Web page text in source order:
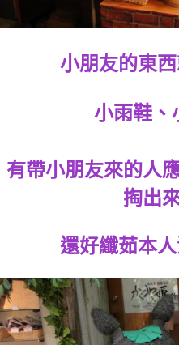
小朋友的東
小雨鞋、
有帶小朋友來的人
掏出
還好纖茹本